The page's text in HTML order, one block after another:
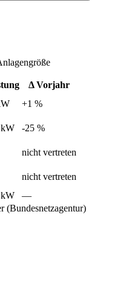
Δ Vorjahr
+1 %
-25 %
nicht vertreten
nicht vertreten
—
(Bundesnetzagentur)